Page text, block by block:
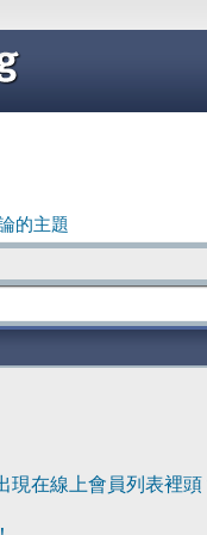
的主題
現在線上會員列表裡頭